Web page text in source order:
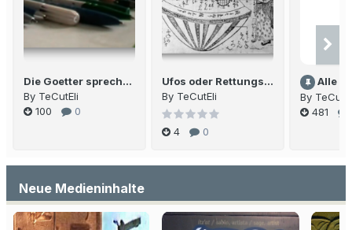
Die Goetter sprechen Deutsch
By TeCutEli
100
0
Ufos oder Rettungsinsel?
By TeCutEli
4 0
Alle Artikel von
By
481
Neue Medieninhalte